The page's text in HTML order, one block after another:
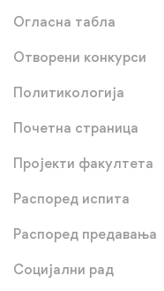
Огласна табла
Отворени конкурси
Политикологија
Почетна страница
Пројекти факултета
Распоред испита
Распоред предавања
Социјални рад